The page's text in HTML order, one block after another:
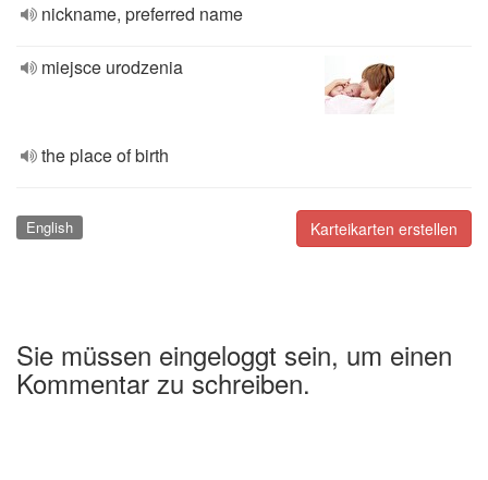
nickname, preferred name
miejsce urodzenia
the place of birth
Karteikarten erstellen
English
Sie müssen eingeloggt sein, um einen
Kommentar zu schreiben.